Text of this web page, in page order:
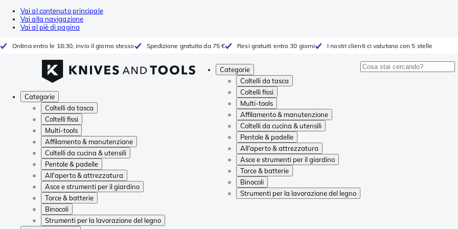
Vai al contenuto principale
Vai alla navigazione
Vai al piè di pagina
Ordina entro le 18:30, invio il giorno stesso Spedizione gratuita da 75 € Resi gratuiti entro 30 giorni I nostri clienti ci valutano con 5 stelle
Categorie
Coltelli da tasca
Coltelli fissi
Multi-tools
Affilamento & manutenzione
Coltelli da cucina & utensili
Pentole & padelle
All'aperto & attrezzatura
Asce e strumenti per il giardino
Torce & batterie
Binocoli
Strumenti per la lavorazione del legno
Categorie
Coltelli da tasca
Coltelli fissi
Multi-tools
Affilamento & manutenzione
Coltelli da cucina & utensili
Pentole & padelle
All'aperto & attrezzatura
Asce e strumenti per il giardino
Torce & batterie
Binocoli
Strumenti per la lavorazione del legno